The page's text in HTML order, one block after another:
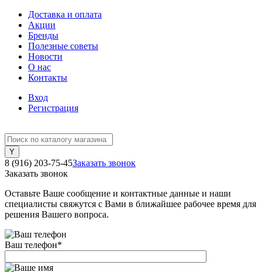
Доставка и оплата
Акции
Бренды
Полезные советы
Новости
О нас
Контакты
Вход
Регистрация
8 (916) 203-75-45Заказать звонок
Заказать звонок
Оставьте Ваше сообщение и контактные данные и наши
специалисты свяжутся с Вами в ближайшее рабочее время для
решения Вашего вопроса.
Ваш телефон*